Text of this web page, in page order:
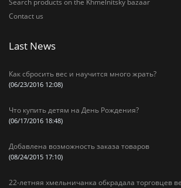
Search products on the Khmelnitsky bazaar
Contact us
Last News
Как сбросить вес и научится много жрать?
(06/23/2016 12:08)
Что купить детям на День Рождения?
(06/17/2016 18:48)
Добавлена возможность заказа товаров
(08/24/2015 17:10)
22-летняя хмельничанка обкрадала торговцев